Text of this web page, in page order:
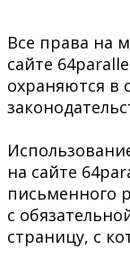
Все права на
сайте
охраняются в
на сайте
письменного
с
страницу, с